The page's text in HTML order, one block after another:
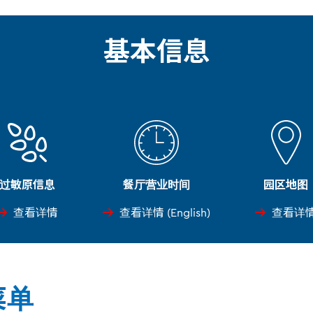
基本信息
过敏原信息
查看详情
餐厅营业时间
查看详情 (English)
园区地图
查看详
单